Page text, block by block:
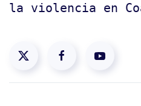
la violencia en